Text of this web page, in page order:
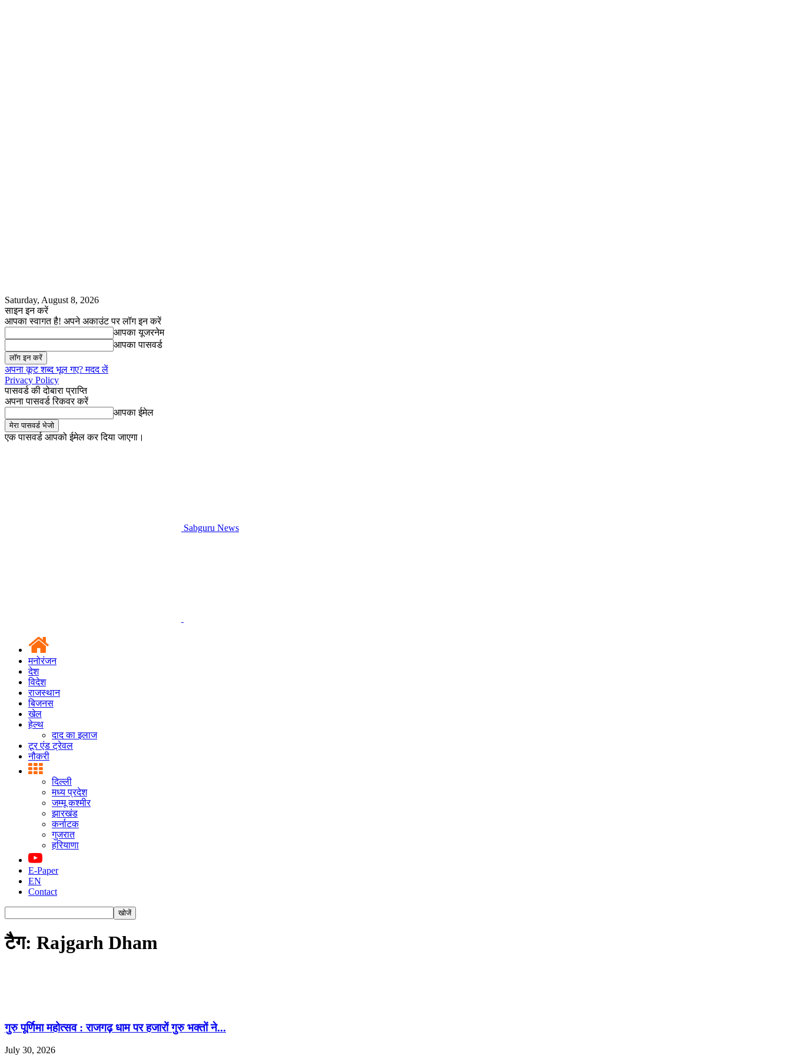
Saturday, August 8, 2026
साइन इन करें
आपका स्वागत है! अपने अकाउंट पर लॉग इन करें
आपका यूजरनेम
आपका पासवर्ड
अपना कूट शब्द भूल गए? मदद लें
Privacy Policy
पासवर्ड की दोबारा प्राप्ति
अपना पासवर्ड रिकवर करें
आपका ईमेल
एक पासवर्ड आपको ईमेल कर दिया जाएगा।
Sabguru News
मनोरंजन
देश
विदेश
राजस्थान
बिजनस
खेल
हेल्थ
दाद का इलाज
टूर एंड ट्रेवल
नौकरी
दिल्ली
मध्य प्रदेश
जम्मू कश्मीर
झारखंड
कर्नाटक
गुजरात
हरियाणा
E-Paper
EN
Contact
टैग: Rajgarh Dham
गुरु पूर्णिमा महोत्सव : राजगढ़ धाम पर हजारों गुरु भक्तों ने...
July 30, 2026